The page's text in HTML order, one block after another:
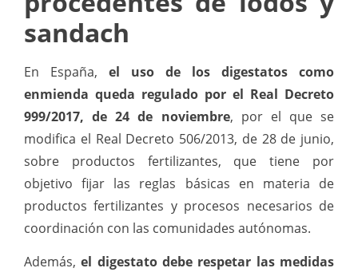
sandach
En España, el uso de los digestatos como
enmienda queda regulado por el Real Decreto
999/2017, de 24 de noviembre, por el que se
modifica el Real Decreto 506/2013, de 28 de junio,
sobre productos fertilizantes, que tiene por
objetivo fijar las reglas básicas en materia de
productos fertilizantes y procesos necesarios de
coordinación con las comunidades autónomas.
Además,el digestato debe respetar las medidas